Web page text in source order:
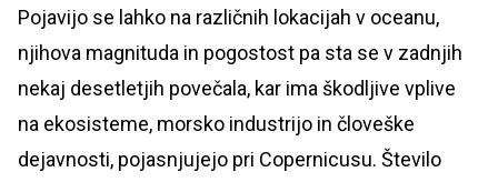
Pojavijo se lahko na različnih lokacijah v oceanu,
njihova magnituda in pogostost pa sta se v zadnjih
nekaj desetletjih povečala, kar ima škodljive vplive
na ekosisteme, morsko industrijo in človeške
dejavnosti, pojasnjujejo pri Copernicusu. Število